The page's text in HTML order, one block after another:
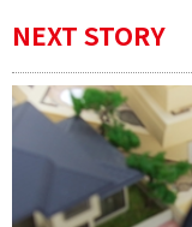
NEXT STORY